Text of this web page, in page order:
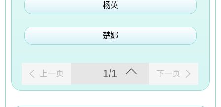
杨英
楚娜
上一页 1/1 下一页